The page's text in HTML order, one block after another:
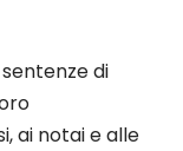
di
ai notai e alle